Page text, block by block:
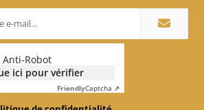
Robot
ici pour vérifier
FriendlyCaptcha ⇗